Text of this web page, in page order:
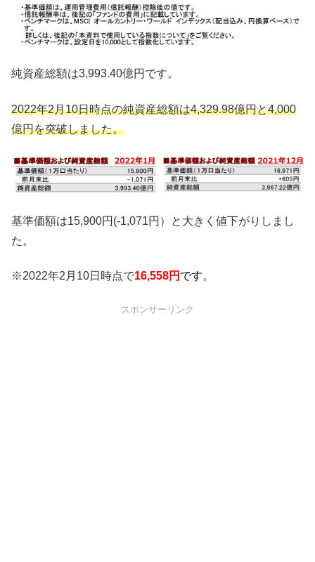
純資産総額は3,993.40億円です。
2022年2月10日時点の純資産総額は4,329.98億円と4,000
億円を突破しました。
基準価額は15,900円(-1,071円）と大きく値下がりしまし
た。
※2022年2月10日時点で16,558円 です。
スポンサーリンク